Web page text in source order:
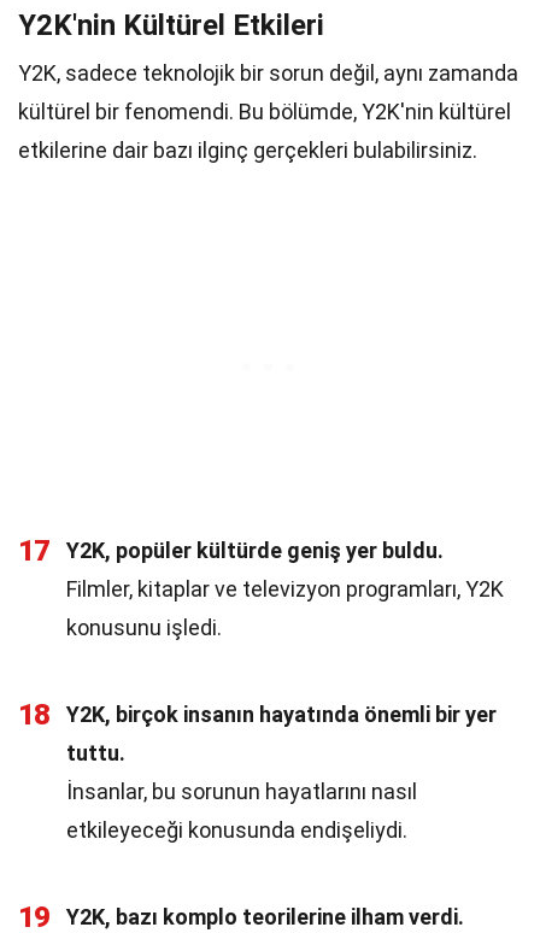
Y2K'nin Kültürel Etkileri
Y2K, sadece teknolojik bir sorun değil, aynı zamanda
kültürel bir fenomendi. Bu bölümde, Y2K'nin kültürel
etkilerine dair bazı ilginç gerçekleri bulabilirsiniz.
17
Y2K, popüler kültürde geniş yer buldu.
Filmler, kitaplar ve televizyon programları, Y2K
konusunu işledi.
18
Y2K, birçok insanın hayatında önemli bir yer
tuttu.
İnsanlar, bu sorunun hayatlarını nasıl
etkileyeceği konusunda endişeliydi.
19 Y2K, bazı komplo teorilerine ilham verdi.